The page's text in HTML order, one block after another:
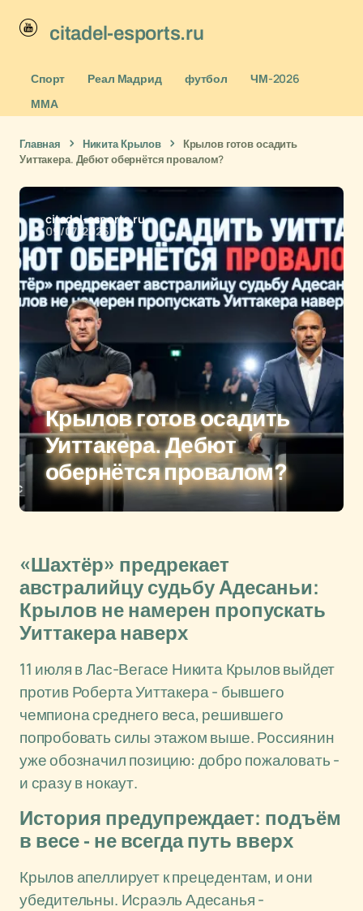
citadel-esports.ru
Спорт Реал Мадрид футбол
ЧМ-2026
ММА
Главная Никита Крылов
Крылов готов осадить
Уиттакера. Дебют обернётся провалом?
citadel-esports.ru
09/07/2026
Крылов готов осадить
Уиттакера. Дебют
обернётся провалом?
«Шахтёр» предрекает
австралийцу судьбу Адесаньи:
Крылов не намерен пропускать
Уиттакера наверх
11 июля в Лас-Вегасе Никита Крылов выйдет
против Роберта Уиттакера - бывшего
чемпиона среднего веса, решившего
попробовать силы этажом выше. Россиянин
уже обозначил позицию: добро пожаловать -
и сразу в нокаут.
История предупреждает: подъём
в весе - не всегда путь вверх
Крылов апеллирует к прецедентам, и они
убедительны. Исраэль Адесанья -